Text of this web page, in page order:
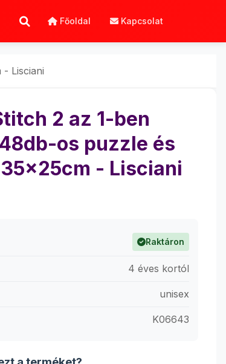
Főoldal Kapcsolat
Lisciani
2 az 1-ben
os puzzle és
- Lisciani
Raktáron
4 éves kortól
unisex
K06643